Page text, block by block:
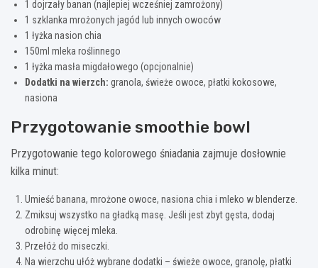
1 dojrzały banan (najlepiej wcześniej zamrożony)
1 szklanka mrożonych jagód lub innych owoców
1 łyżka nasion chia
150ml mleka roślinnego
1 łyżka masła migdałowego (opcjonalnie)
Dodatki na wierzch: granola, świeże owoce, płatki kokosowe,
nasiona
Przygotowanie smoothie bowl
Przygotowanie tego kolorowego śniadania zajmuje dosłownie
kilka minut:
Umieść banana, mrożone owoce, nasiona chia i mleko w blenderze.
Zmiksuj wszystko na gładką masę. Jeśli jest zbyt gęsta, dodaj
odrobinę więcej mleka.
Przełóż do miseczki.
Na wierzchu ułóż wybrane dodatki – świeże owoce, granolę, płatki